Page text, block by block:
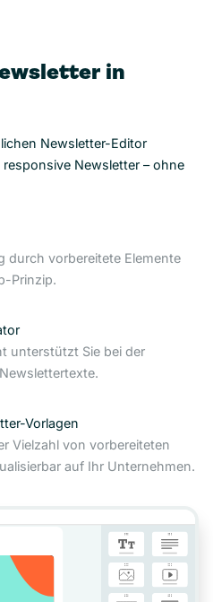
in
Newsletter-Editor
Newsletter – ohne
durch vorbereitete Elemente
Prinzip.
unterstützt Sie bei der
Vorlagen
Vielzahl von vorbereiteten
auf Ihr Unternehmen.